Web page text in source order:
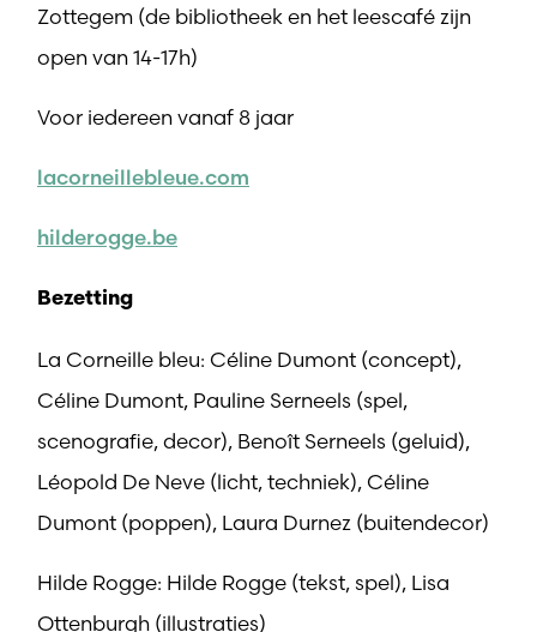
Zottegem (de bibliotheek en het leescafé zijn
open van 14-17h)
Voor iedereen vanaf 8 jaar
lacorneillebleue.com
hilderogge.be
Bezetting
La Corneille bleu: Céline Dumont (concept),
Céline Dumont, Pauline Serneels (spel,
scenografie, decor), Benoît Serneels (geluid),
Léopold De Neve (licht, techniek), Céline
Dumont (poppen), Laura Durnez (buitendecor)
Hilde Rogge: Hilde Rogge (tekst, spel), Lisa
Ottenburgh (illustraties)